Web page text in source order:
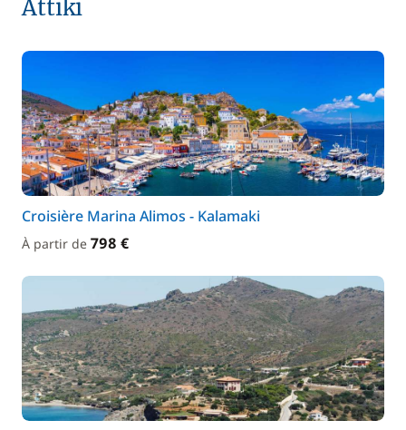
Attiki
Croisière Marina Alimos - Kalamaki
À partir de 798 €